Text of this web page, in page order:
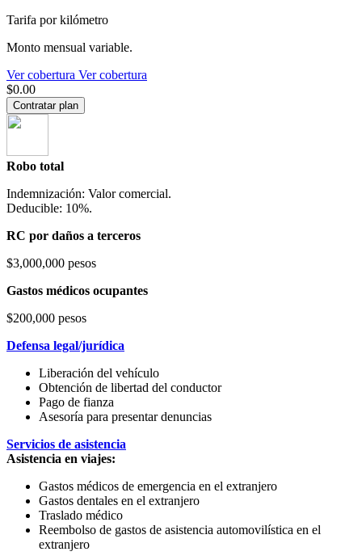
Tarifa por kilómetro
Monto mensual variable.
Ver cobertura Ver cobertura
$0.00
Contratar plan
Robo total
Indemnización: Valor comercial.
Deducible: 10%.
RC por daños a terceros
$3,000,000 pesos
Gastos médicos ocupantes
$200,000 pesos
Defensa legal/jurídica
Liberación del vehículo
Obtención de libertad del conductor
Pago de fianza
Asesoría para presentar denuncias
Servicios de asistencia
Asistencia en viajes:
Gastos médicos de emergencia en el extranjero
Gastos dentales en el extranjero
Traslado médico
Reembolso de gastos de asistencia automovilística en el
extranjero